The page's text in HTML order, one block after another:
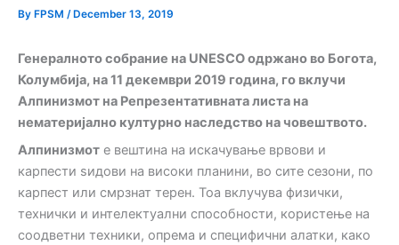
By FPSM / December 13, 2019
Генералното собрание на UNESCO одржано во Богота,
Колумбија, на 11 декември 2019 година, го вклучи
Алпинизмот на Репрезентативната листа на
нематеријално културно наследство на човештвото.
Алпинизмот е вештина на искачување врвови и
карпести ѕидови на високи планини, во сите сезони, по
карпест или смрзнат терен. Тоа вклучува физички,
технички и интелектуални способности, користење на
соодветни техники, опрема и специфични алатки, како